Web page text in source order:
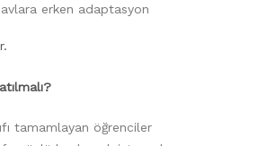
erken adaptasyon
tamamlayan öğrenciler